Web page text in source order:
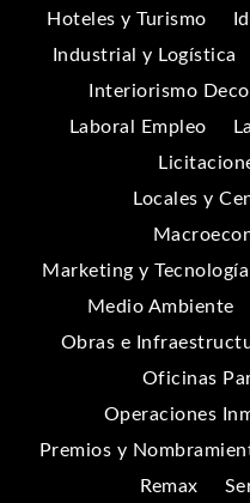
Hoteles y Turismo
Industrial y Logística
Interiorismo
Laboral Empleo
Locales y
Marketing y Tecnología
Medio Ambiente
Obras e
Oficinas
Operaciones
Premios y
Remax